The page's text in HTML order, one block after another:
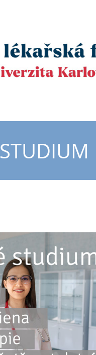
STUDIUM